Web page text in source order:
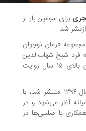
سومین بار از
«رمان نوجوان
شهاب‌الدین
سهروردی در زمینه‌ی فلسفه را برای نوجوانان بالای ۱۵ سال روایت
رمان «اقلیم هشتم» که برای اولین بار در سال ۱۳۹۴ منتشر شد، با
می‌شود و در
صلیبی‌ها در